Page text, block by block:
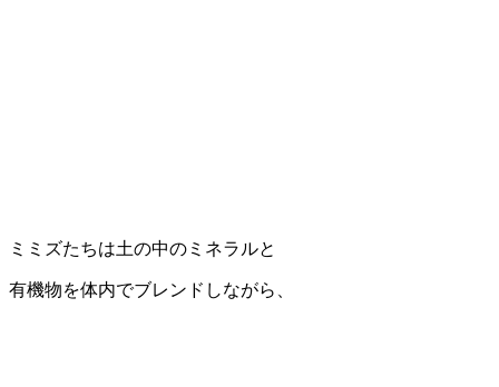
ミミズたちは土の中のミネラルと
有機物を体内でブレンドしながら、